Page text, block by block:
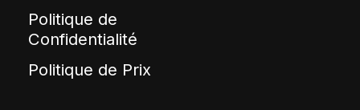
Politique de
Confidentialité
Politique de Prix